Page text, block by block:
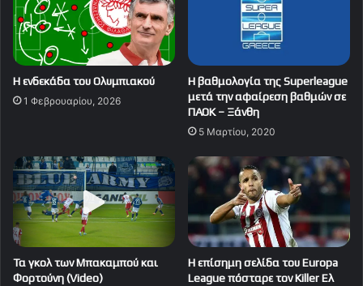
Η ενδεκάδα του Ολυμπιακού
1 Φεβρουαρίου, 2026
Η βαθμολογία της Superleague
μετά την αφαίρεση βαθμών σε
ΠΑΟΚ – Ξάνθη
5 Μαρτίου, 2020
Τα γκολ των Μπακαμπού και
Φορτούνη (Video)
Η επίσημη σελίδα του Europa
League πόσταρε τον Killer Eλ